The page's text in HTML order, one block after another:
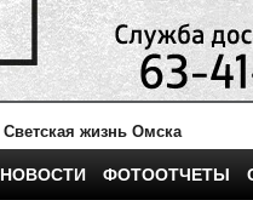
Светская жизнь Омска
НОВОСТИ ФОТООТЧЕТЫ